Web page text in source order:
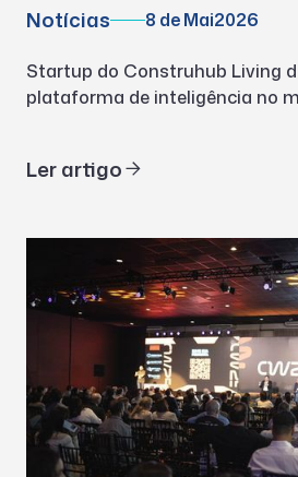
Notícias 8 de Mai2026
Startup do Construhub Living
plataforma de inteligência no
Ler artigo